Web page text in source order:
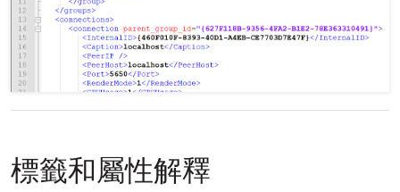
標籤和屬性解釋